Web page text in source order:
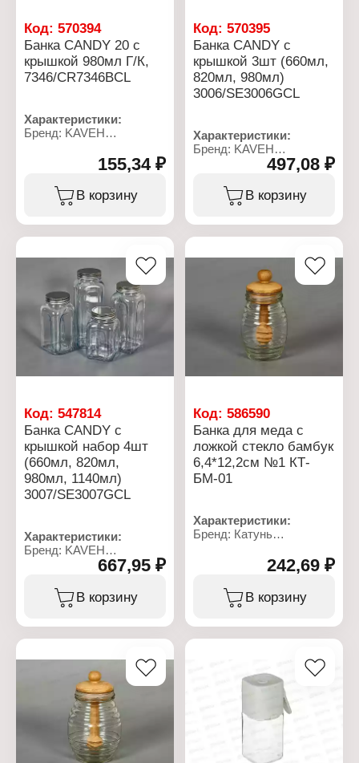
Код: 570394
Банка CANDY 20 с
крышкой 980мл Г/К,
7346/CR7346BCL
Характеристики:
Бренд: KAVEH
7346/CR7346BCL
Серия: Candy
Тип товара: Банка
Назначение: для
Комплектация: с
Объем: 980 мл
Материал: нержавеющая
сталь, стекло
Размер: 7,5х7,5х14,5 см
Диаметр горлышка: 6 см
Цвет: прозрачный
Декор: без рисунка
Тип крышки: винтовая
155,34 ₽
В корзину
Код:570395
Банка CANDY с
крышкой 3шт (660мл,
820мл, 980мл)
3006/SE3006GCL
Характеристики:
Бренд: KAVEH
Серия: Candy
Тип товара: Банка
Количество: 3 шт
Материал: стекло,
Объем: 660 мл, 820 мл,
Цвет: прозрачный
Декор: без рисунка
Тип крышки: винтовая
497,08 ₽
В корзину
Код: 547814
Банка CANDY с
крышкой набор 4шт
(660мл, 820мл,
980мл, 1140мл)
3007/SE3007GCL
Характеристики:
Бренд: KAVEH
Серия: Candy
Тип товара: Банка
Количество: 4 шт
Материал: стекло,
Объем: 660 мл, 820 мл,
980 мл, 1140 мл
Цвет: прозрачный
Декор: без рисунка
Тип крышки: винтовая
667,95 ₽
В корзину
Код:586590
Банка для меда с
ложкой стекло бамбук
6,4*12,2см №1 КТ-
БМ-01
Характеристики:
Бренд: Катунь
Тип товара: Банка
Назначение: для меда
Комплектация: с ложкой
Материал: стекло,
Размер: 6,4х12,2 см
Объем: 160 мл
242,69 ₽
В корзину